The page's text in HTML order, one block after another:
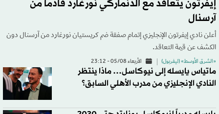
إيفرتون يتعاقد مع الدنماركي نورغارد قادما من
آرسنال
أعلن نادي إيفرتون الإنجليزي إتمام صفقة ضم كريستيان نورغارد من آرسنال دون
الكشف عن قيمة التعاقد.
«الشرق الأوسط» (ليفربول) الأربعاء 05/08 - 23:12
ماتياس يايسله إلى نيوكاسل… ماذا ينتظر
النادي الإنجليزي من مدرب الأهلي السابق؟